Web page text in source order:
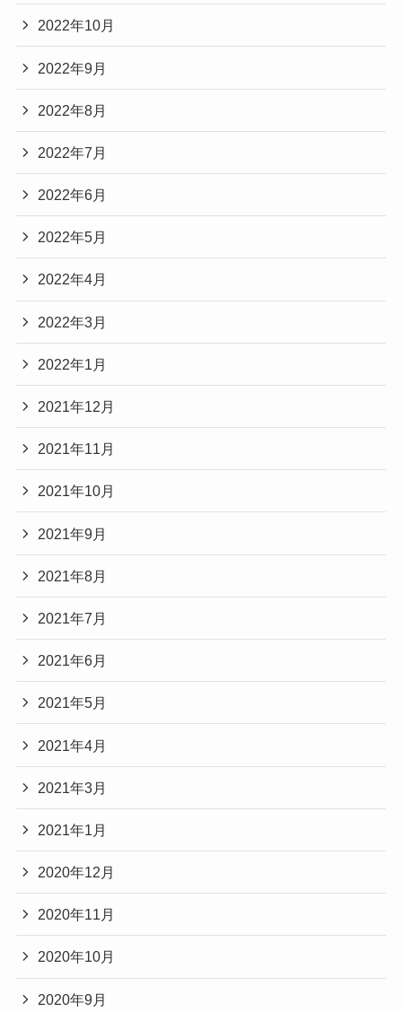
2022年10月
2022年9月
2022年8月
2022年7月
2022年6月
2022年5月
2022年4月
2022年3月
2022年1月
2021年12月
2021年11月
2021年10月
2021年9月
2021年8月
2021年7月
2021年6月
2021年5月
2021年4月
2021年3月
2021年1月
2020年12月
2020年11月
2020年10月
2020年9月